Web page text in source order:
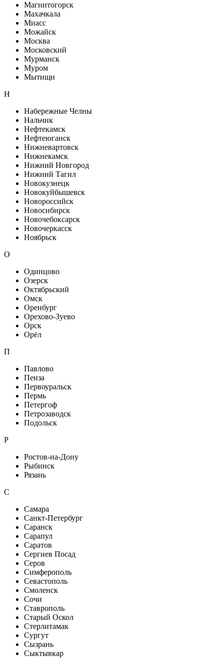
Магнитогорск
Махачкала
Миасс
Можайск
Москва
Московский
Мурманск
Муром
Мытищи
Н
Набережные Челны
Нальчик
Нефтекамск
Нефтеюганск
Нижневартовск
Нижнекамск
Нижний Новгород
Нижний Тагил
Новокузнецк
Новокуйбышевск
Новороссийск
Новосибирск
Новочебоксарск
Новочеркасск
Ноябрьск
О
Одинцово
Озерск
Октябрьский
Омск
Оренбург
Орехово-Зуево
Орск
Орёл
П
Павлово
Пенза
Первоуральск
Пермь
Петергоф
Петрозаводск
Подольск
Р
Ростов-на-Дону
Рыбинск
Рязань
С
Самара
Санкт-Петербург
Саранск
Сарапул
Саратов
Сергиев Посад
Серов
Симферополь
Севастополь
Смоленск
Сочи
Ставрополь
Старый Оскол
Стерлитамак
Сургут
Сызрань
Сыктывкар